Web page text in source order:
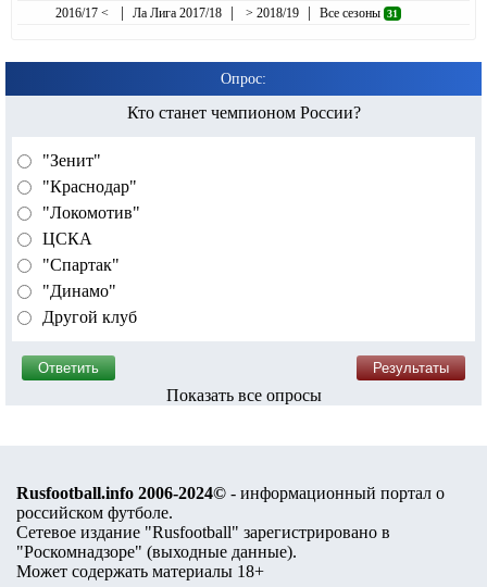
2016/17 < | Ла Лига 2017/18 | > 2018/19 | Все сезоны 31
Опрос:
Кто станет чемпионом России?
"Зенит"
"Краснодар"
"Локомотив"
ЦСКА
"Спартак"
"Динамо"
Другой клуб
Показать все опросы
Rusfootball.info 2006-2024© - информационный портал о
российском футболе.
Сетевое издание "Rusfootball" зарегистрировано в
"Роскомнадзоре" (выходные данные).
Может содержать материалы 18+